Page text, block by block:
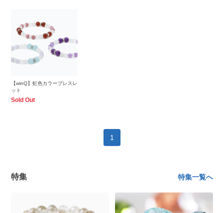
【winQ】虹色カラーブレスレ
ット
Sold Out
1
特集 特集一覧へ